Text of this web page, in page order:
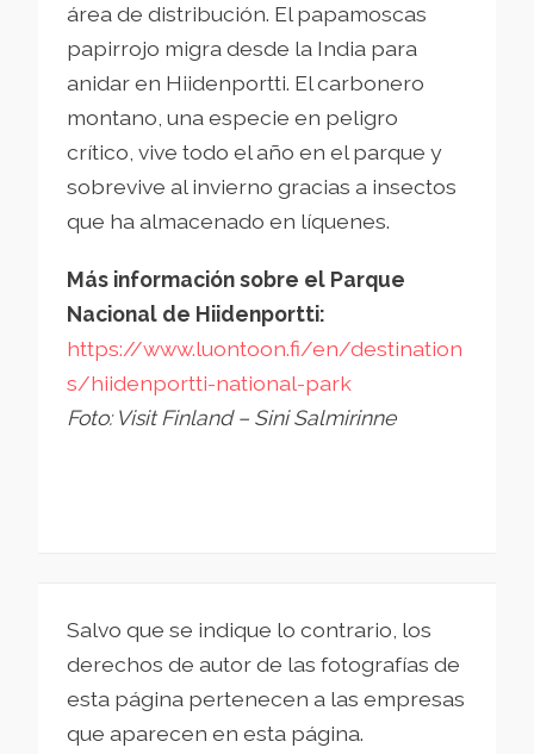
área de distribución. El papamoscas
papirrojo migra desde la India para
anidar en Hiidenportti. El carbonero
montano, una especie en peligro
crítico, vive todo el año en el parque y
sobrevive al invierno gracias a insectos
que ha almacenado en líquenes.
Más información sobre el Parque
Nacional de Hiidenportti:
https://www.luontoon.fi/en/destination
s/hiidenportti-national-park
Foto: Visit Finland – Sini Salmirinne
Salvo que se indique lo contrario, los
derechos de autor de las fotografías de
esta página pertenecen a las empresas
que aparecen en esta página.